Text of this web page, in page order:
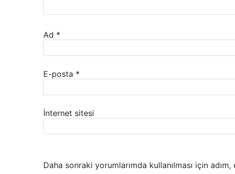
Ad *
E-posta *
İnternet sitesi
Daha sonraki yorumlarımda kullanılması için